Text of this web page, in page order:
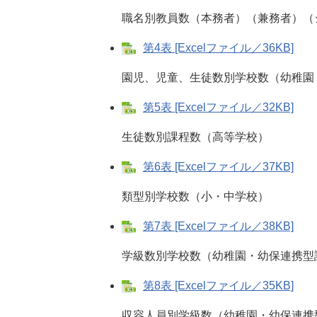
職名別教員数（本務者）（兼務者）（
第4表 [Excelファイル／36KB]
園児、児童、生徒数別学校数（幼稚園
第5表 [Excelファイル／32KB]
生徒数別課程数（高等学校）
第6表 [Excelファイル／37KB]
類型別学校数（小・中学校）
第7表 [Excelファイル／38KB]
学級数別学校数（幼稚園・幼保連携型
第8表 [Excelファイル／35KB]